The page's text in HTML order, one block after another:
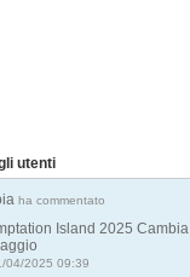
utenti
ha commentato
Island 2025 Cambia
04/2025 09:39